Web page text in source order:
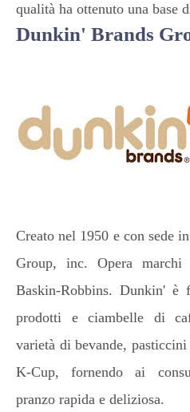
qualità ha ottenuto una base
Dunkin' Brands
Creato nel 1950 e con sede
Group, inc. Opera
Baskin-Robbins. Dunkin' è
prodotti e ciambelle di
varietà di bevande,
K-Cup, fornendo ai
pranzo rapida e deliziosa.